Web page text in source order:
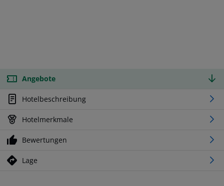
Angebote
Hotelbeschreibung
Hotelmerkmale
Bewertungen
Lage